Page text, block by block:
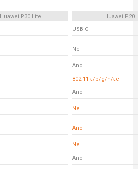
Huawei P30 Lite
Huawei P20
USB-C
Ne
Ano
802.11 a/b/g/n/ac
Ano
Ne
Ano
Ne
Ano